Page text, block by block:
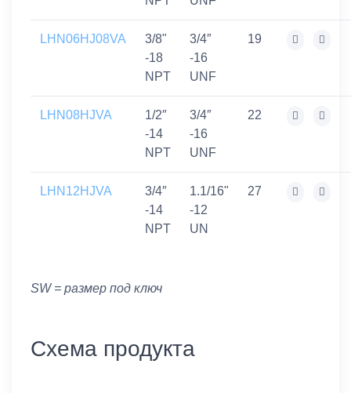
LHN06HJ08VA
3/8"
-18
NPT
3/4″
-16
UNF
19
LHN08HJVA
1/2″
-14
NPT
3/4″
-16
UNF
22
LHN12HJVA
3/4″
-14
NPT
1.1/16"
-12
UN
27
SW = размер под ключ
Схема продукта